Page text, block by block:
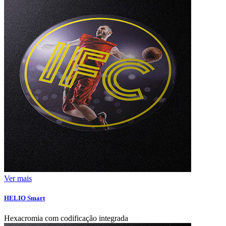
Ver mais
HELIO Smart
Hexacromia com codificação integrada